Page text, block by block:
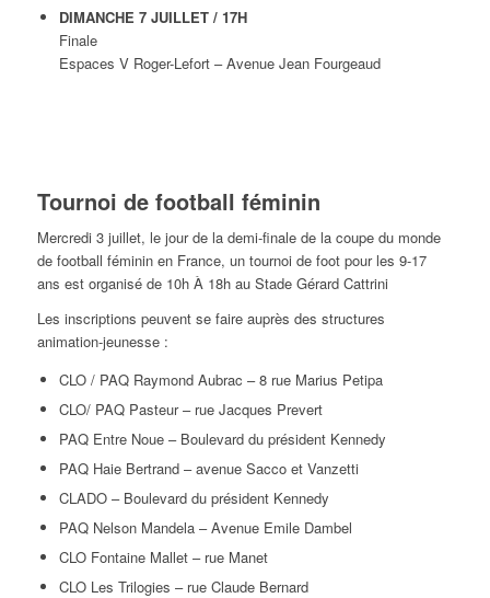
DIMANCHE 7 JUILLET / 17H
Finale
Espaces V Roger-Lefort – Avenue Jean Fourgeaud
Tournoi de football féminin
Mercredi 3 juillet, le jour de la demi-finale de la coupe du monde
de football féminin en France, un tournoi de foot pour les 9-17
ans est organisé de 10h À 18h au Stade Gérard Cattrini
Les inscriptions peuvent se faire auprès des structures
animation-jeunesse :
CLO / PAQ Raymond Aubrac – 8 rue Marius Petipa
CLO/ PAQ Pasteur – rue Jacques Prevert
PAQ Entre Noue – Boulevard du président Kennedy
PAQ Haie Bertrand – avenue Sacco et Vanzetti
CLADO – Boulevard du président Kennedy
PAQ Nelson Mandela – Avenue Emile Dambel
CLO Fontaine Mallet – rue Manet
CLO Les Trilogies – rue Claude Bernard